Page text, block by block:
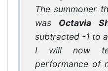
The summoner
was Octavia
subtracted -1 to
I will now
performance of